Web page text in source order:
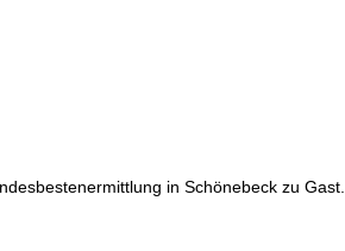
in Schönebeck zu